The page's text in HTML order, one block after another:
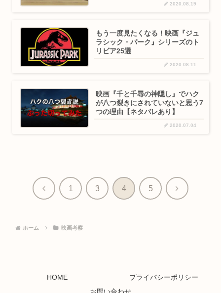
2020.08.19
もう一度見たくなる！映画『ジュ
ラシック・パーク』シリーズのト
リビア25選
2020.08.11
映画『千と千尋の神隠し』でハク
が八つ裂きにされていないと思う7
つの理由【ネタバレあり】
2020.07.04
前 1 3 4 5 次
ホーム 映画考察
HOME
プライバシーポリシー
お問い合わせ